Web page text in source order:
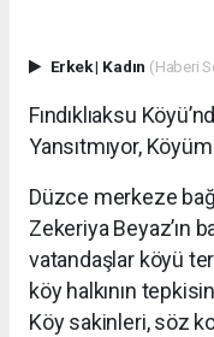
Erkek| Kadın (Haberi
Fındıklıaksu
Yansıtmıyor,
Düzce merkeze
Zekeriya Beyaz’ın
vatandaşlar köyü
köy halkının
Köy sakinleri, söz